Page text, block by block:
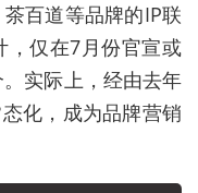
百道等品牌的IP联
，仅在7月份官宣或
实际上，经由去年
化，成为品牌营销